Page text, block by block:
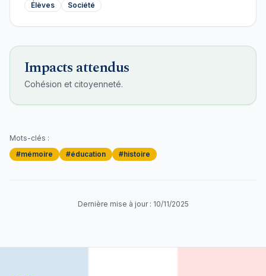
Élèves Société
Impacts attendus
Cohésion et citoyenneté.
Mots-clés :
#mémoire #éducation #histoire
Dernière mise à jour : 10/11/2025